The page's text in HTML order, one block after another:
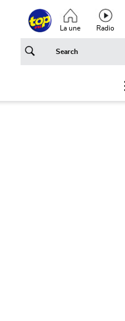
Aller au contenu principal
Top
La une Radio